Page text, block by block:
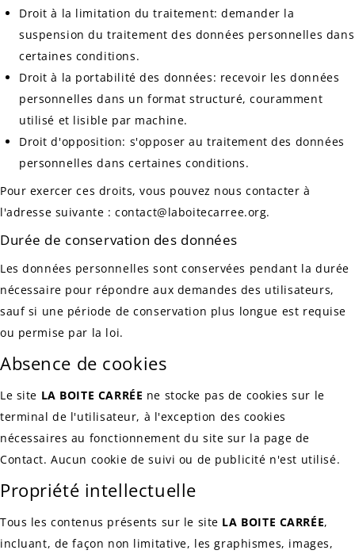
Droit à la limitation du traitement: demander la
suspension du traitement des données personnelles dans
certaines conditions.
Droit à la portabilité des données: recevoir les données
personnelles dans un format structuré, couramment
utilisé et lisible par machine.
Droit d'opposition: s'opposer au traitement des données
personnelles dans certaines conditions.
Pour exercer ces droits, vous pouvez nous contacter à
l'adresse suivante : contact@laboitecarree.org.
Durée de conservation des données
Les données personnelles sont conservées pendant la durée
nécessaire pour répondre aux demandes des utilisateurs,
sauf si une période de conservation plus longue est requise
ou permise par la loi.
Absence de cookies
Le site LA BOITE CARRÉE ne stocke pas de cookies sur le
terminal de l'utilisateur, à l'exception des cookies
nécessaires au fonctionnement du site sur la page de
Contact. Aucun cookie de suivi ou de publicité n'est utilisé.
Propriété intellectuelle
Tous les contenus présents sur le site LA BOITE CARRÉE,
incluant, de façon non limitative, les graphismes, images,